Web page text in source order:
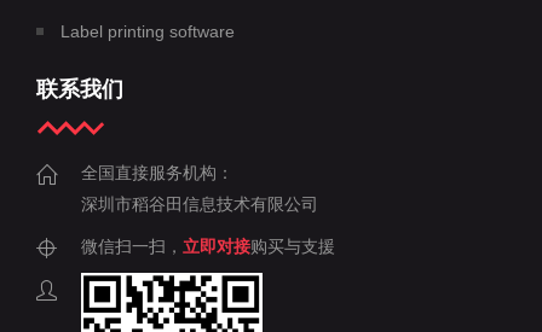
Label printing software
联系我们
全国直接服务机构：
深圳市稻谷田信息技术有限公司
微信扫一扫， 立即对接购买与支援